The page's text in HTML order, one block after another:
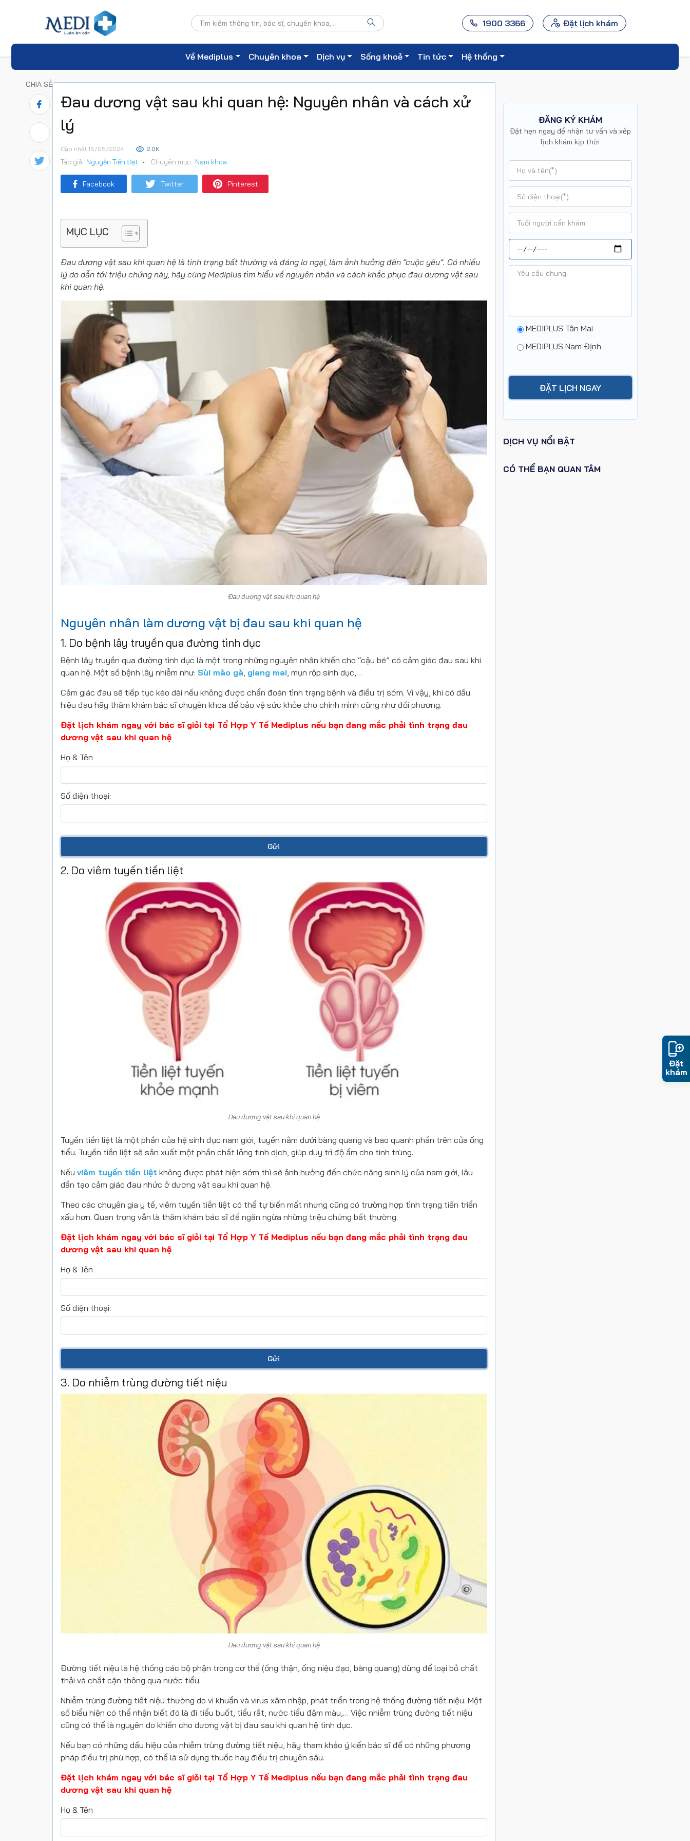
1900 3366 Đặt lịch khám
Về Mediplus Chuyên khoa Dịch vụ Sống khoẻ Tin tức Hệ thống
Đau dương vật sau khi quan hệ: Nguyên nhân và cách xử
lý
Cập nhật 15/05/2024 2.0K
Tác giả: Nguyễn Tiến Đạt • Chuyên mục: Nam khoa
Facebook Twitter Pinterest
MỤC LỤC
Đau dương vật sau khi quan hệ là tình trạng bất thường và đáng lo ngại, làm ảnh hưởng đến “cuộc yêu”. Có nhiều
lý do dẫn tới triệu chứng này, hãy cùng Mediplus tìm hiểu về nguyên nhân và cách khắc phục đau dương vật sau
khi quan hệ.
Đau dương vật sau khi quan hệ
Nguyên nhân làm dương vật bị đau sau khi quan hệ
1. Do bệnh lây truyền qua đường tình dục
Bệnh lây truyền qua đường tình dục là một trong những nguyên nhân khiến cho “cậu bé” có cảm giác đau sau khi
quan hệ. Một số bệnh lây nhiễm như: Sùi mào gà, giang mai, mụn rộp sinh dục,…
Cảm giác đau sẽ tiếp tục kéo dài nếu không được chẩn đoán tình trạng bệnh và điều trị sớm. Vì vậy, khi có dấu
hiệu đau hãy thăm khám bác sĩ chuyên khoa để bảo vệ sức khỏe cho chính mình cũng như đối phương.
Đặt lịch khám ngay với bác sĩ giỏi tại Tổ Hợp Y Tế Mediplus nếu bạn đang mắc phải tình trạng đau
dương vật sau khi quan hệ
Họ & Tên
Số điện thoại:
2. Do viêm tuyến tiền liệt
Đau dương vật sau khi quan hệ
Tuyến tiền liệt là một phần của hệ sinh đục nam giới, tuyến nằm dưới bàng quang và bao quanh phần trên của ống
tiểu. Tuyến tiền liệt sẽ sản xuất một phần chất lỏng tinh dịch, giúp duy trì độ ẩm cho tinh trùng.
Nếu viêm tuyến tiền liệt không được phát hiện sớm thì sẽ ảnh hưởng đến chức năng sinh lý của nam giới, lâu
dần tạo cảm giác đau nhức ở dương vật sau khi quan hệ.
Theo các chuyên gia y tế, viêm tuyến tiền liệt có thể tự biến mất nhưng cũng có trường hợp tình trạng tiến triển
xấu hơn. Quan trọng vẫn là thăm khám bác sĩ để ngăn ngừa những triệu chứng bất thường.
Đặt lịch khám ngay với bác sĩ giỏi tại Tổ Hợp Y Tế Mediplus nếu bạn đang mắc phải tình trạng đau
dương vật sau khi quan hệ
Họ & Tên
Số điện thoại:
3. Do nhiễm trùng đường tiết niệu
Đau dương vật sau khi quan hệ
Đường tiết niệu là hệ thống các bộ phận trong cơ thể (ống thận, ống niệu đạo, bàng quang) dùng để loại bỏ chất
thải và chất cặn thông qua nước tiểu.
Nhiễm trùng đường tiết niệu thường do vi khuẩn và virus xâm nhập, phát triển trong hệ thống đường tiết niệu. Một
số biểu hiện có thể nhận biết đó là đi tiểu buốt, tiểu rắt, nước tiểu đậm màu,… Việc nhiễm trùng đường tiết niệu
cũng có thể là nguyên do khiến cho dương vật bị đau sau khi quan hệ tình dục.
Nếu bạn có những dấu hiệu của nhiễm trùng đường tiết niệu, hãy tham khảo ý kiến bác sĩ để có những phương
pháp điều trị phù hợp, có thể là sử dụng thuốc hay điều trị chuyên sâu.
Đặt lịch khám ngay với bác sĩ giỏi tại Tổ Hợp Y Tế Mediplus nếu bạn đang mắc phải tình trạng đau
dương vật sau khi quan hệ
Họ & Tên
ĐĂNG KÝ KHÁM
Đặt hẹn ngay để nhận tư vấn và xếp
lịch khám kịp thời
MEDIPLUS Tân Mai
MEDIPLUS Nam Định
DỊCH VỤ NỔI BẬT
CÓ THỂ BẠN QUAN TÂM
CHIA SẺ
Đặt
khám